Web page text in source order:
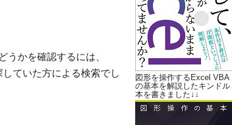
うかを確認するには、
ていた方による検索でし
図形を操作するExcel VBA
の基本を解説したキンドル
本を書きました↓↓